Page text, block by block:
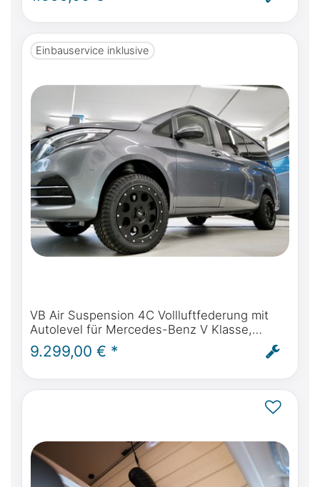
Einbauservice inklusive
VB Air Suspension 4C Vollluftfederung mit
Autolevel für Mercedes-Benz V Klasse,
Marco Polo, Horizon, Activity - inkl. Einbau
und ABE
9.299,00 € *